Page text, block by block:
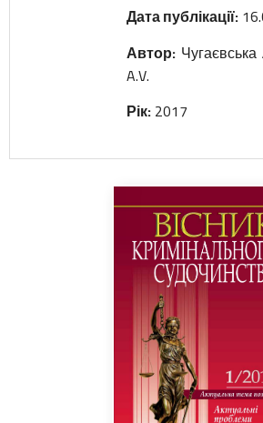
Дата публікації:
Автор:
A.V.
Рік:2017
та співпрацю!
З повагою,
Редакційна колегія журналу
«Вісник Кримінального